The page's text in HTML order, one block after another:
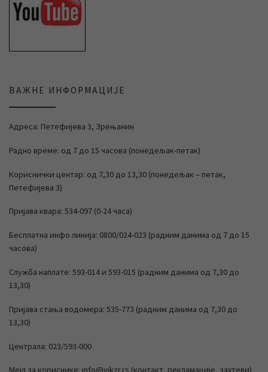
ВАЖНЕ ИНФОРМАЦИЈЕ
Адреса: Петефијева 3, Зрењанин
Радно време: од 7 до 15 часова (понедељак-петак)
Кориснички центар: од 7,30 до 13,30 (понедељак – петак,
Петефијева 3)
Пријава квара: 534-097 (0-24 часа)
Бесплатна инфо линија: 0800/024-023 (радним данима од 7 до 15
часова)
Служба наплате: 593-014 и 593-015 (радним данима од 7,30 до
13,30)
Пријава стања водомера: 535-773 (радним данима од 7,30 до
13,30)
Централа: 023/593-000
Мејл за кориснике: info@vikzr.rs (контакт, рекламације, захтеви)